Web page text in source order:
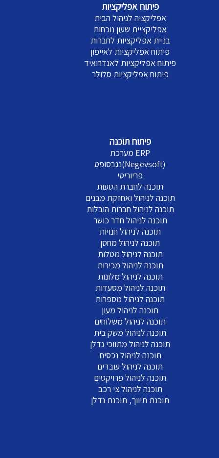
פיתוח אפליקציות
אפליקציה לניהול הבית
אפליקציית שעון נוכחות
בניית אפליקציות לחברות
פיתוח אפליקציות לאייפון
פיתוח אפליקציות לאנדרואיד
פיתוח אפליקציות סלולר
פיתוח תוכנה
מערכת ERP
נגבסופט(Negevsoft)
פריוריטי
תוכנה לחברת הסעות
תוכנה לניהול ואחזקת מבנים
תוכנה לניהול חברות הובלות
תוכנה לניהול חדר כושר
תוכנה לניהול חנויות
תוכנה לניהול מחסן
תוכנה לניהול מטלות
תוכנה לניהול מכירות
תוכנה לניהול מלונות
תוכנה לניהול מסעדות
תוכנה לניהול מספרות
תוכנה לניהול מעון
תוכנה לניהול משלוחים
תוכנה לניהול משק בית
תוכנה לניהול מתווכי נדלן
תוכנה לניהול נכסים
תוכנה לניהול עובדים
תוכנה לניהול פרויקטים
תוכנה לניהול צי רכב
תוכנת תיווך, תוכנת נדלן